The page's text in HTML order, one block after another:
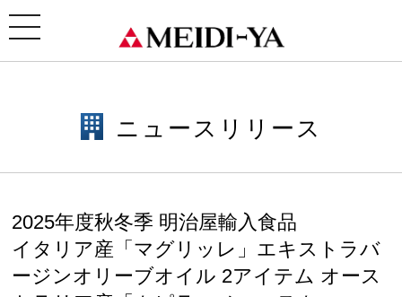
toggle
navigation
トラバージンオリーブオイル 2アイテム オーストラリア産「カピラーノ」マヌカハニーキャンデ
ィーMG300+ 新発売のご案内
ニュースリリース
2025年度秋冬季 明治屋輸入食品
イタリア産「マグリッレ」エキストラバ
ージンオリーブオイル 2アイテム オース